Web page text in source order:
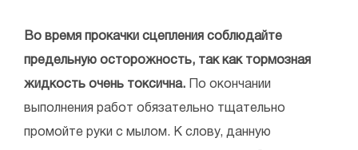
Во время прокачки сцепления соблюдайте
предельную осторожность, так как тормозная
жидкость очень токсична. По окончании
выполнения работ обязательно тщательно
промойте руки с мылом. К слову, данную